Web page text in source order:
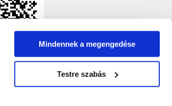
Mindennek a megengedése
Testre szabás